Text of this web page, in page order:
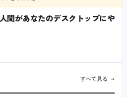
間があなたのデスクトップにや
すべて見る →